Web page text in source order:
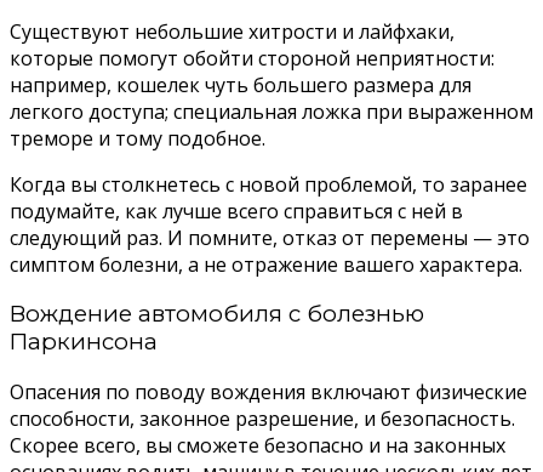
Существуют небольшие хитрости и лайфхаки,
которые помогут обойти стороной неприятности:
например, кошелек чуть большего размера для
легкого доступа; специальная ложка при выраженном
треморе и тому подобное.
Когда вы столкнетесь с новой проблемой, то заранее
подумайте, как лучше всего справиться с ней в
следующий раз. И помните, отказ от перемены — это
симптом болезни, а не отражение вашего характера.
Вождение автомобиля с болезнью
Паркинсона
Опасения по поводу вождения включают физические
способности, законное разрешение, и безопасность.
Скорее всего, вы сможете безопасно и на законных